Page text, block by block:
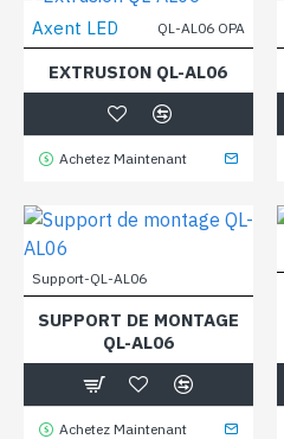
Axent LED QL-AL06 OPA
EXTRUSION QL-AL06
Achetez Maintenant
Support-QL-AL06
SUPPORT DE MONTAGE
QL-AL06
Achetez Maintenant